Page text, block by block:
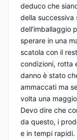
deduco che
della successiva
dell'imballaggio
sperare in una
scatola con il
condizioni, rotta
danno è stato
ammaccati ma
volta una
Devo dire che
da questo, i
e in tempi rapidi.